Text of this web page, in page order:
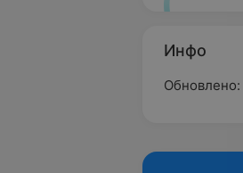
Инфо
Обновлено: